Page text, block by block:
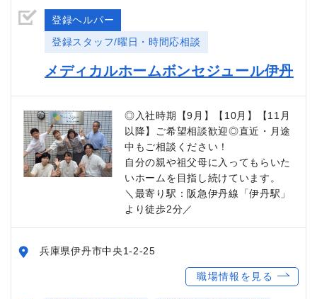
登録ヘルパー
登録スタッフ/曜日・時間応相談
メディカルホームボンセジュール伊丹
◎入社時期【9月】【10月】【11月
以降】ご希望相談歓迎◎直近・月途
中もご相談ください！
自分の親や祖父母に入ってもらいた
いホームを目指し続けています。
＼最寄り駅：阪急伊丹線「伊丹駅」
より徒歩2分／
兵庫県伊丹市中央1-2-25
職場情報を見る